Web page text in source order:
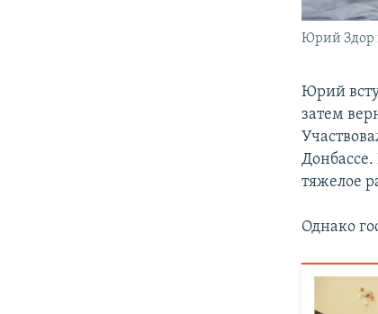
Юрий Здор
Юрий
затем
тяжелое
Однако